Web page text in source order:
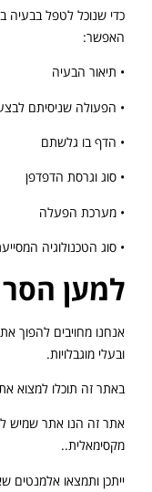
כדי שנוכל לטפל בבעיה
האפשר:
• תיאור הבעיה
• הפעולה שניסיתם
• הדף בו גלשתם
• סוג וגרסת הדפדפן
• מערכת הפעלה
• סוג הטכנולוגיה
למען
אנחנו מחויבים להפוך
ובעלי מוגבלויות.
באתר זה תוכלו למצוא
אתר זה הנו אתר שמיש
מקסימאלית..
ייתכן ותמצאו אלמנטים